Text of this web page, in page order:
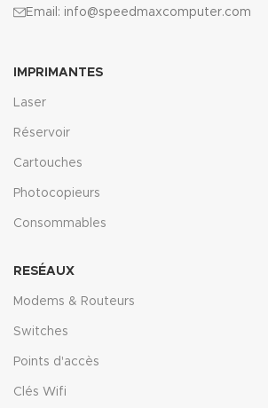
Email: info@speedmaxcomputer.com
IMPRIMANTES
Laser
Réservoir
Cartouches
Photocopieurs
Consommables
RESÉAUX
Modems & Routeurs
Switches
Points d'accès
Clés Wifi